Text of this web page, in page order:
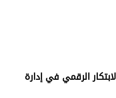
الرقمي في إدارة